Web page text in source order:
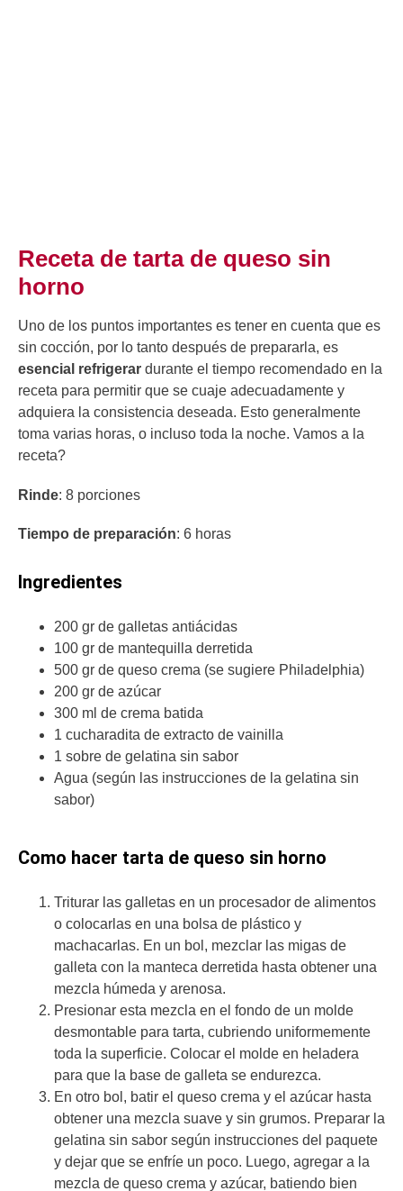
Receta de tarta de queso sin
horno
Uno de los puntos importantes es tener en cuenta que es
sin cocción, por lo tanto después de prepararla, es
esencial refrigerar durante el tiempo recomendado en la
receta para permitir que se cuaje adecuadamente y
adquiera la consistencia deseada. Esto generalmente
toma varias horas, o incluso toda la noche. Vamos a la
receta?
Rinde: 8 porciones
Tiempo de preparación: 6 horas
Ingredientes
200 gr de galletas antiácidas
100 gr de mantequilla derretida
500 gr de queso crema (se sugiere Philadelphia)
200 gr de azúcar
300 ml de crema batida
1 cucharadita de extracto de vainilla
1 sobre de gelatina sin sabor
Agua (según las instrucciones de la gelatina sin
sabor)
Como hacer tarta de queso sin horno
Triturar las galletas en un procesador de alimentos
o colocarlas en una bolsa de plástico y
machacarlas. En un bol, mezclar las migas de
galleta con la manteca derretida hasta obtener una
mezcla húmeda y arenosa.
Presionar esta mezcla en el fondo de un molde
desmontable para tarta, cubriendo uniformemente
toda la superficie. Colocar el molde en heladera
para que la base de galleta se endurezca.
En otro bol, batir el queso crema y el azúcar hasta
obtener una mezcla suave y sin grumos. Preparar la
gelatina sin sabor según instrucciones del paquete
y dejar que se enfríe un poco. Luego, agregar a la
mezcla de queso crema y azúcar, batiendo bien